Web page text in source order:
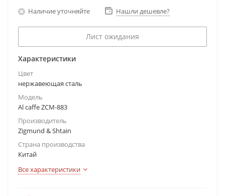
Наличие уточняйте Нашли дешевле?
Лист ожидания
Характеристики
Цвет
нержавеющая сталь
Модель
Al caffe ZCM-883
Производитель
Zigmund & Shtain
Страна производства
Китай
Все характеристики